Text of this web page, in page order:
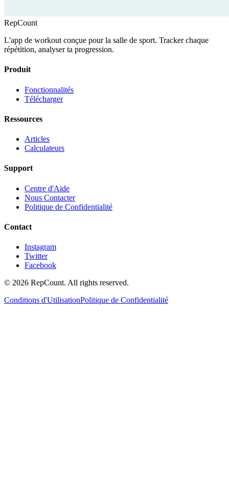
RepCount
L'app de workout conçue pour la salle de sport. Tracker chaque
répétition, analyser ta progression.
Produit
Fonctionnalités
Télécharger
Ressources
Articles
Calculateurs
Support
Centre d'Aide
Nous Contacter
Politique de Confidentialité
Contact
Instagram
Twitter
Facebook
© 2026 RepCount. All rights reserved.
Conditions d'UtilisationPolitique de Confidentialité